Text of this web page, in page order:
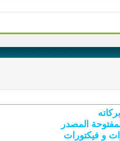
المصدر
و فيكتورات